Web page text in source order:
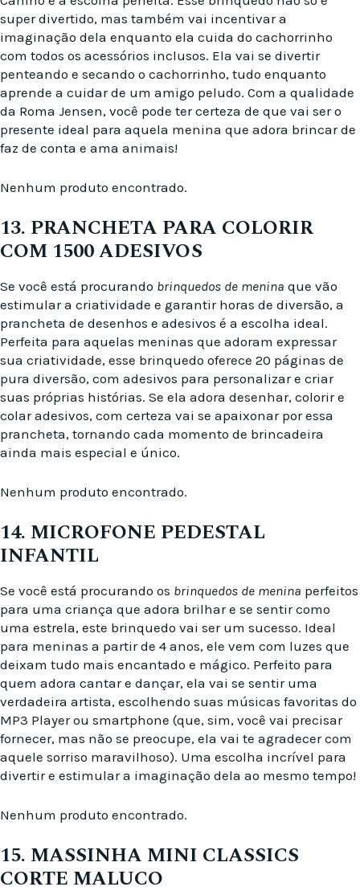
super divertido, mas também vai incentivar a
imaginação dela enquanto ela cuida do cachorrinho
com todos os acessórios inclusos. Ela vai se divertir
penteando e secando o cachorrinho, tudo enquanto
aprende a cuidar de um amigo peludo. Com a qualidade
da Roma Jensen, você pode ter certeza de que vai ser o
presente ideal para aquela menina que adora brincar de
faz de conta e ama animais!
Nenhum produto encontrado.
13. PRANCHETA PARA COLORIR
COM 1500 ADESIVOS
Se você está procurando brinquedos de menina que vão
estimular a criatividade e garantir horas de diversão, a
prancheta de desenhos e adesivos é a escolha ideal.
Perfeita para aquelas meninas que adoram expressar
sua criatividade, esse brinquedo oferece 20 páginas de
pura diversão, com adesivos para personalizar e criar
suas próprias histórias. Se ela adora desenhar, colorir e
colar adesivos, com certeza vai se apaixonar por essa
prancheta, tornando cada momento de brincadeira
ainda mais especial e único.
Nenhum produto encontrado.
14. MICROFONE PEDESTAL
INFANTIL
Se você está procurando os brinquedos de menina perfeitos
para uma criança que adora brilhar e se sentir como
uma estrela, este brinquedo vai ser um sucesso. Ideal
para meninas a partir de 4 anos, ele vem com luzes que
deixam tudo mais encantado e mágico. Perfeito para
quem adora cantar e dançar, ela vai se sentir uma
verdadeira artista, escolhendo suas músicas favoritas do
MP3 Player ou smartphone (que, sim, você vai precisar
fornecer, mas não se preocupe, ela vai te agradecer com
aquele sorriso maravilhoso). Uma escolha incrível para
divertir e estimular a imaginação dela ao mesmo tempo!
Nenhum produto encontrado.
15. MASSINHA MINI CLASSICS
CORTE MALUCO